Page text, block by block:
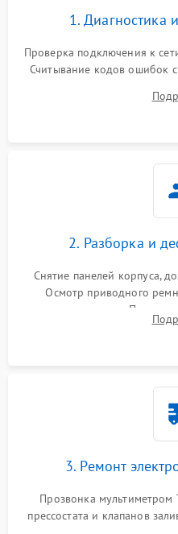
1. Диагностика
Проверка подключения к
Считывание кодов ошибок с
выявления посторонних
электронного
2. Разборка и
Снятие панелей корпуса,
Осмотр приводного
амортизаторов.
крестовины на износ,
3. Ремонт
Прозвонка мультиметром
прессостата и клапанов